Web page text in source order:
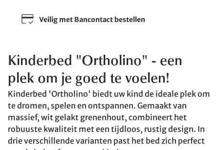
Veilig met Bancontact bestellen
Kinderbed "Ortholino" - een
plek om je goed te voelen!
Kinderbed 'Ortholino' biedt uw kind de ideale plek om
te dromen, spelen en ontspannen. Gemaakt van
massief, wit gelakt grenenhout, combineert het
robuuste kwaliteit met een tijdloos, rustig design. In
drie verschillende varianten past het bed zich perfect